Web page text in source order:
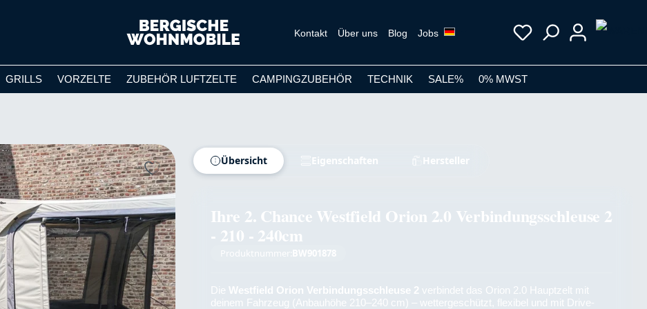
Kontakt Über uns Blog Jobs
GRILLS VORZELTE ZUBEHÖR LUFTZELTE CAMPINGZUBEHÖR TECHNIK SALE% 0% MWST
Übersicht Eigenschaften Hersteller
Ihre 2. Chance Westfield Orion 2.0 Verbindungsschleuse 2
- 210 - 240cm
Produktnummer: BW901878
Die Westfield Orion Verbindungsschleuse 2 verbindet das Orion 2.0 Hauptzelt mit
deinem Fahrzeug (Anbauhöhe 210–240 cm) – wettergeschützt, flexibel und mit Drive-